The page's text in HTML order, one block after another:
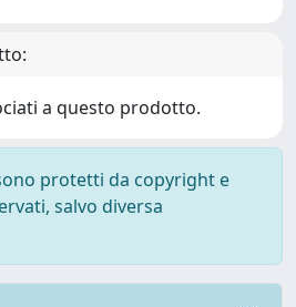
a questo prodotto.
protetti da copyright e
salvo diversa